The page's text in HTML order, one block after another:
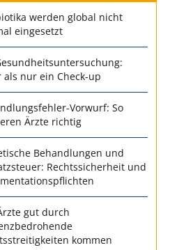
werden global nicht
eingesetzt
als nur ein Check-up
Vorwurf: So
Ärzte richtig
Behandlungen und
Rechtssicherheit und
gut durch
kommen